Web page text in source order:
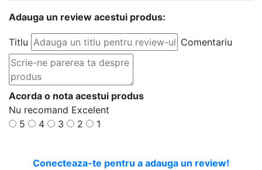
Adauga un review acestui produs:
Titlu Comentariu
Acorda o nota acestui produs
Nu recomand Excelent
5
4 3 2 1
Conecteaza-te pentru a adauga un review!